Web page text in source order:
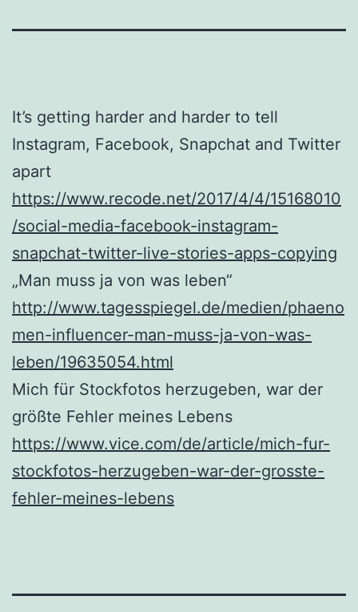
It’s getting harder and harder to tell
Instagram, Facebook, Snapchat and Twitter
apart
https://www.recode.net/2017/4/4/15168010
/social-media-facebook-instagram-
snapchat-twitter-live-stories-apps-copying
„Man muss ja von was leben“
http://www.tagesspiegel.de/medien/phaeno
men-influencer-man-muss-ja-von-was-
leben/19635054.html
Mich für Stockfotos herzugeben, war der
größte Fehler meines Lebens
https://www.vice.com/de/article/mich-fur-
stockfotos-herzugeben-war-der-grosste-
fehler-meines-lebens